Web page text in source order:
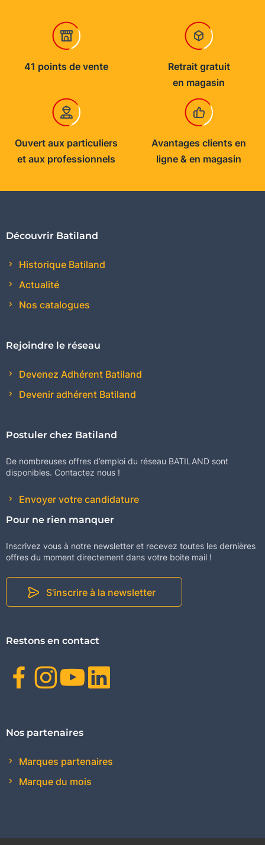
41 points de vente
Retrait gratuit
en magasin
Ouvert aux particuliers
et aux professionnels
Avantages clients en
ligne & en magasin
Découvrir Batiland
Historique Batiland
Actualité
Nos catalogues
Rejoindre le réseau
Devenez Adhérent Batiland
Devenir adhérent Batiland
Postuler chez Batiland
De nombreuses offres d’emploi du réseau BATILAND sont
disponibles. Contactez nous !
Envoyer votre candidature
Pour ne rien manquer
Inscrivez vous à notre newsletter et recevez toutes les dernières
offres du moment directement dans votre boite mail !
S'inscrire à la newsletter
Restons en contact
Facebook
Instagram
Youtube
Nos partenaires
Marques partenaires
Marque du mois